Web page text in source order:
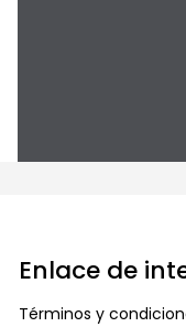
Enlace de
Términos y